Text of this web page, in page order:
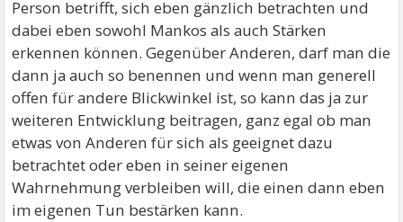
Person betrifft, sich eben gänzlich betrachten und
dabei eben sowohl Mankos als auch Stärken
erkennen können. Gegenüber Anderen, darf man die
dann ja auch so benennen und wenn man generell
offen für andere Blickwinkel ist, so kann das ja zur
weiteren Entwicklung beitragen, ganz egal ob man
etwas von Anderen für sich als geeignet dazu
betrachtet oder eben in seiner eigenen
Wahrnehmung verbleiben will, die einen dann eben
im eigenen Tun bestärken kann.